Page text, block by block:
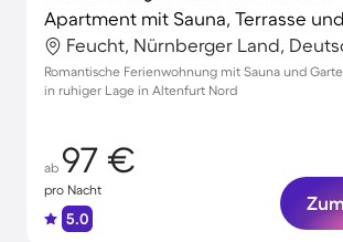
Apartment mit Sauna, Terrasse
Feucht, Nürnberger Land,
Romantische Ferienwohnung mit Sauna und
in ruhiger Lage in Altenfurt Nord
ab 97 €
pro Nacht
5.0